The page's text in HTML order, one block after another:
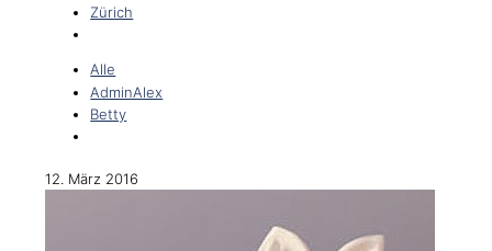
Zürich
Alle
AdminAlex
Betty
12. März 2016